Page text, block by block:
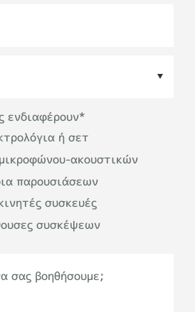
ενδιαφέρουν*
ή σετ
ακουστικών
παρουσιάσεων
συσκευές
συσκέψεων
σας βοηθήσουμε;